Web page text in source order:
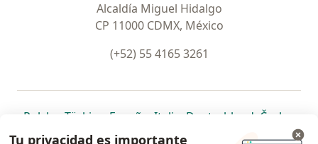
Alcaldía Miguel Hidalgo
CP 11000 CDMX, México
(+52) 55 4165 3261
Polska se abre en una nueva pestaña
Türkiye se abre en una nueva pestaña
España se abre en una nueva pestaña
Italia se abre en una nueva
Deutschlandse abre en
Česko
Portugal
se abre en una nueva pestaña
México se abre en una nueva pestaña
Chile se abre en una nueva pestaña
Brasil se abre en una nueva
se abre en
se
Tu privacidad es importante